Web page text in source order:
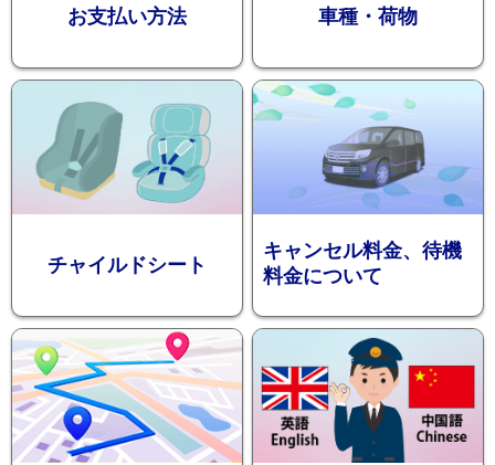
ション
お支払い方法 車種・荷物
チャイルドシート
キャンセル料金、待機
料金について